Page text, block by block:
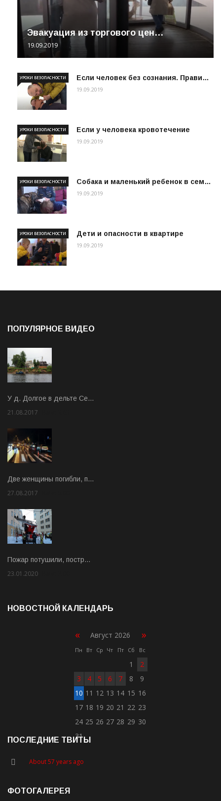
Эвакуация из торгового цен…
19.09.2019
Если человек без сознания. Прави…
УРОКИ БЕЗОПАСНОСТИ
19.09.2019
Если у человека кровотечение
УРОКИ БЕЗОПАСНОСТИ
19.09.2019
Собака и маленький ребенок в сем…
УРОКИ БЕЗОПАСНОСТИ
19.09.2019
Дети и опасности в квартире
УРОКИ БЕЗОПАСНОСТИ
19.09.2019
ПОПУЛЯРНОЕ ВИДЕО
У д. Долгое в дельте Се…
21.08.2017
Две женщины погибли, п…
27.08.2017
Пожар потушили, постр…
23.01.2020
НОВОСТНОЙ КАЛЕНДАРЬ
« Август 2026 »
Пн Вт Ср Чт Пт Сб Вс
1
2
3
4 5 6 7 8
9
10 11 12 13 14 15 16
17 18 19 20 21 22 23
24 25 26 27 28 29 30
31
ПОСЛЕДНИЕ ТВИТЫ
About 57 years ago
ФОТОГАЛЕРЕЯ